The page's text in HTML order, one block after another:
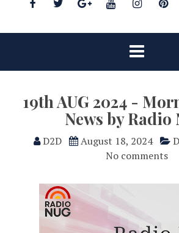
19th AUG 2024 -
News by Radio
D2D August 18, 2024
No comments